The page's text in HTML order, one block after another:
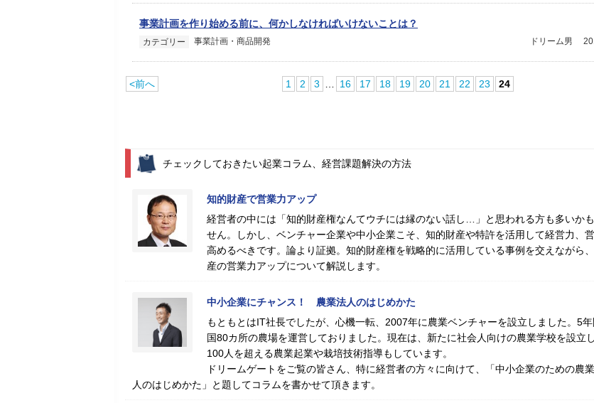
事業計画を作り始める前に、何かしなければいけないことは？
カテゴリー 事業計画・商品開発 ドリーム男
<前へ 1 2 3 16 17 18 19 20 21 22 23 24
チェックしておきたい起業コラム、経営課題解決の方法
知的財産で営業力アップ
経営者の中には「知的財産権なんてウチには縁のない話し…」と思われる方も多いか
せん。しかし、ベンチャー企業や中小企業こそ、知的財産や特許を活用して経営力、
高めるべきです。論より証拠。知的財産権を戦略的に活用している事例を交えながら
産の営業力アップについて解説します。
中小企業にチャンス！ 農業法人のはじめかた
もともとはIT社長でしたが、心機一転、2007年に農業ベンチャーを設立しました。5
国80カ所の農場を運営しておりました。現在は、新たに社会人向けの農業学校を設立
100人を超える農業起業や栽培技術指導もしています。
ドリームゲートをご覧の皆さん、特に経営者の方々に向けて、「中小企業のための農
人のはじめかた」と題してコラムを書かせて頂きます。